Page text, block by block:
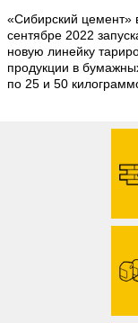
«Сибирский цемент»
сентябре 2022
новую линейку
продукции в
по 25 и 50